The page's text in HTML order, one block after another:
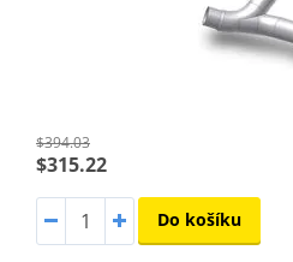
$394.03
$315.22
Do košíku